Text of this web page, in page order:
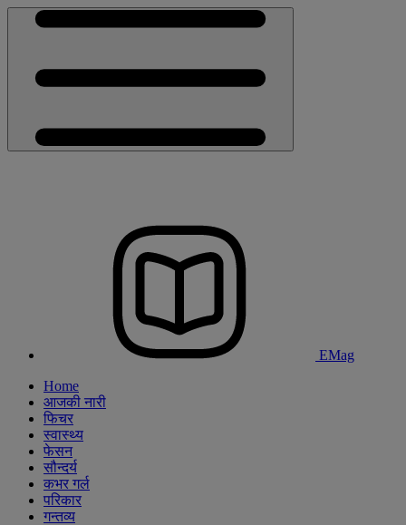
EMag
Home
आजकी नारी
फिचर
स्वास्थ्य
फेसन
सौन्दर्य
कभर गर्ल
परिकार
गन्तव्य